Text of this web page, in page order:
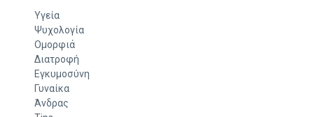
Υγεία
Ψυχολογία
Ομορφιά
Διατροφή
Εγκυμοσύνη
Γυναίκα
Άνδρας